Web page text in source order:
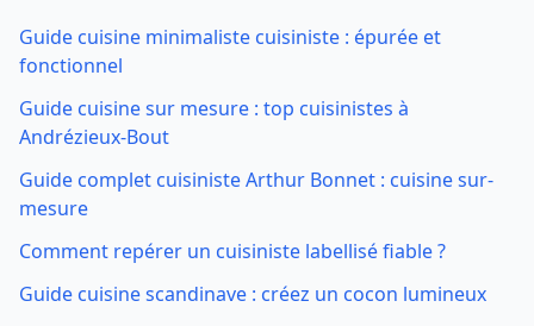
Guide cuisine minimaliste cuisiniste : épurée et
fonctionnel
Guide cuisine sur mesure : top cuisinistes à
Andrézieux-Bout
Guide complet cuisiniste Arthur Bonnet : cuisine sur-
mesure
Comment repérer un cuisiniste labellisé fiable ?
Guide cuisine scandinave : créez un cocon lumineux